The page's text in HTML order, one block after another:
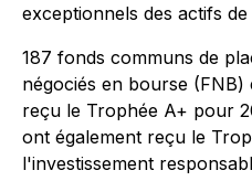
exceptionnels des actifs
187 fonds communs de
négociés en bourse (FNB)
reçu le Trophée A+ pour
ont également reçu le
l'investissement